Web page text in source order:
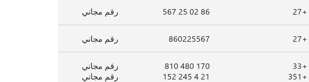
+27
86 02 25 567 رقم مجاني
+27
860225567 رقم مجاني
+33
+351
170 480 810
21 4 245 152
رقم مجاني
رقم مجاني